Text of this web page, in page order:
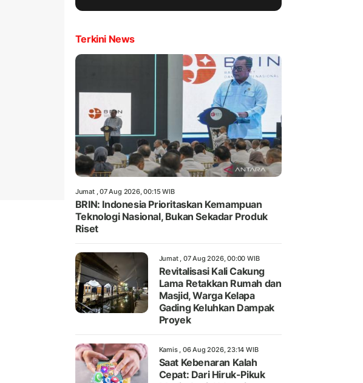
Terkini News
Jumat , 07 Aug 2026, 00:15 WIB
BRIN: Indonesia Prioritaskan Kemampuan
Teknologi Nasional, Bukan Sekadar Produk
Riset
Jumat , 07 Aug 2026, 00:00 WIB
Revitalisasi Kali Cakung
Lama Retakkan Rumah dan
Masjid, Warga Kelapa
Gading Keluhkan Dampak
Proyek
Kamis , 06 Aug 2026, 23:14 WIB
Saat Kebenaran Kalah
Cepat: Dari Hiruk-Pikuk